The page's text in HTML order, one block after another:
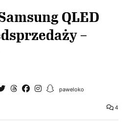
QLED
–
paweloko
4